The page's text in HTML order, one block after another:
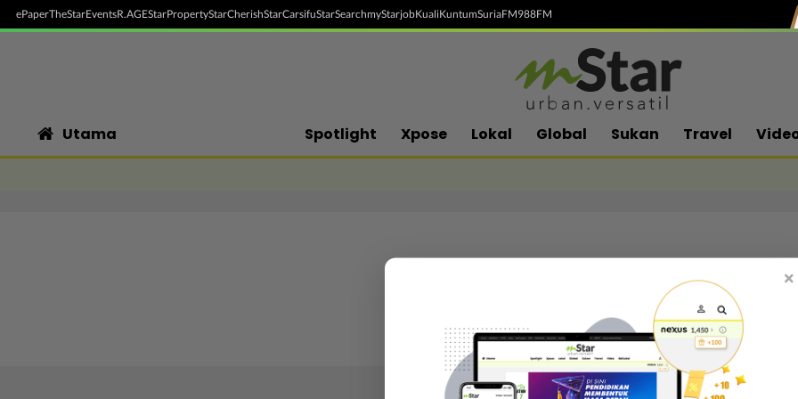
ePaperTheStarEventsR.AGEStarPropertyStarCherishStarCarsifuStarSearchmyStarjobKualiKuntumSuriaFM988FM
Utama Spotlight Xpose Lokal Global Sukan Travel
Follow media sosial kami
×